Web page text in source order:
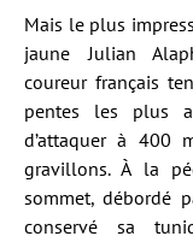
Mais le plus
jaune Julian
coureur français
pentes les plus
d’attaquer à 400
gravillons. À la
sommet, débordé
conservé sa